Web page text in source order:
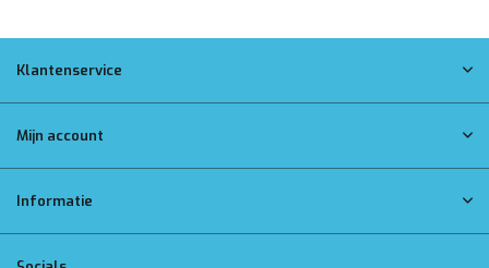
Klantenservice
Mijn account
Informatie